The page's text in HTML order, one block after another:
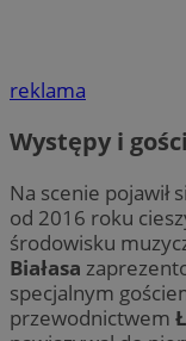
reklama
Występy i
Na scenie pojawił
od 2016 roku
środowisku
Białasa
specjalnym
przewodnictwem